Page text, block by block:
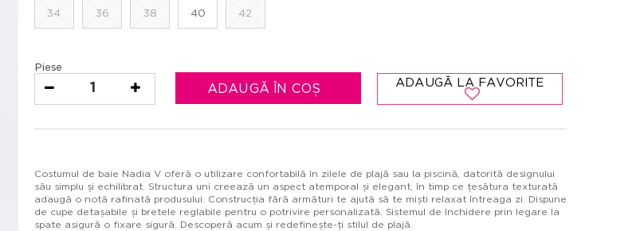
34 36 38 40 42
Piese
1 ADAUGĂ ÎN COȘ ADAUGĂ LA FAVORITE
Costumul de baie Nadia V oferă o utilizare confortabilă în zilele de plajă sau la piscină, datorită designului
său simplu și echilibrat. Structura uni creează un aspect atemporal și elegant, în timp ce țesătura texturată
adaugă o notă rafinată produsului. Construcția fără armături te ajută să te miști relaxat întreaga zi. Dispune
de cupe detașabile și bretele reglabile pentru o potrivire personalizată. Sistemul de închidere prin legare la
spate asigură o fixare sigură. Descoperă acum și redefinește-ți stilul de plajă.